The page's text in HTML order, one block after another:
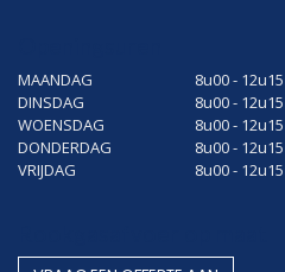
MAANDAG
DINSDAG
WOENSDAG
DONDERDAG
VRIJDAG
8u00 - 12u15
8u00 - 12u15
8u00 - 12u15
8u00 - 12u15
8u00 - 12u15